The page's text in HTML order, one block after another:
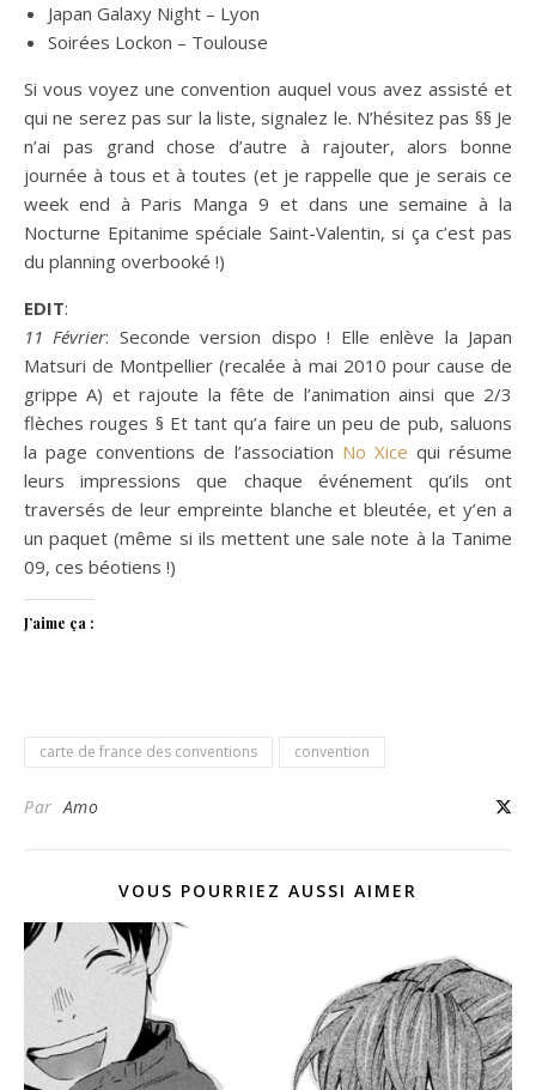
Japan Galaxy Night – Lyon
Soirées Lockon – Toulouse
Si vous voyez une convention auquel vous avez assisté et
qui ne serez pas sur la liste, signalez le. N’hésitez pas §§ Je
n’ai pas grand chose d’autre à rajouter, alors bonne
journée à tous et à toutes (et je rappelle que je serais ce
week end à Paris Manga 9 et dans une semaine à la
Nocturne Epitanime spéciale Saint-Valentin, si ça c’est pas
du planning overbooké !)
EDIT:
11 Février: Seconde version dispo ! Elle enlève la Japan
Matsuri de Montpellier (recalée à mai 2010 pour cause de
grippe A) et rajoute la fête de l’animation ainsi que 2/3
flèches rouges § Et tant qu’a faire un peu de pub, saluons
la page conventions de l’association No Xice qui résume
leurs impressions que chaque événement qu’ils ont
traversés de leur empreinte blanche et bleutée, et y’en a
un paquet (même si ils mettent une sale note à la Tanime
09, ces béotiens !)
J’aime ça :
carte de france des conventions convention
ParAmo
VOUS POURRIEZ AUSSI AIMER